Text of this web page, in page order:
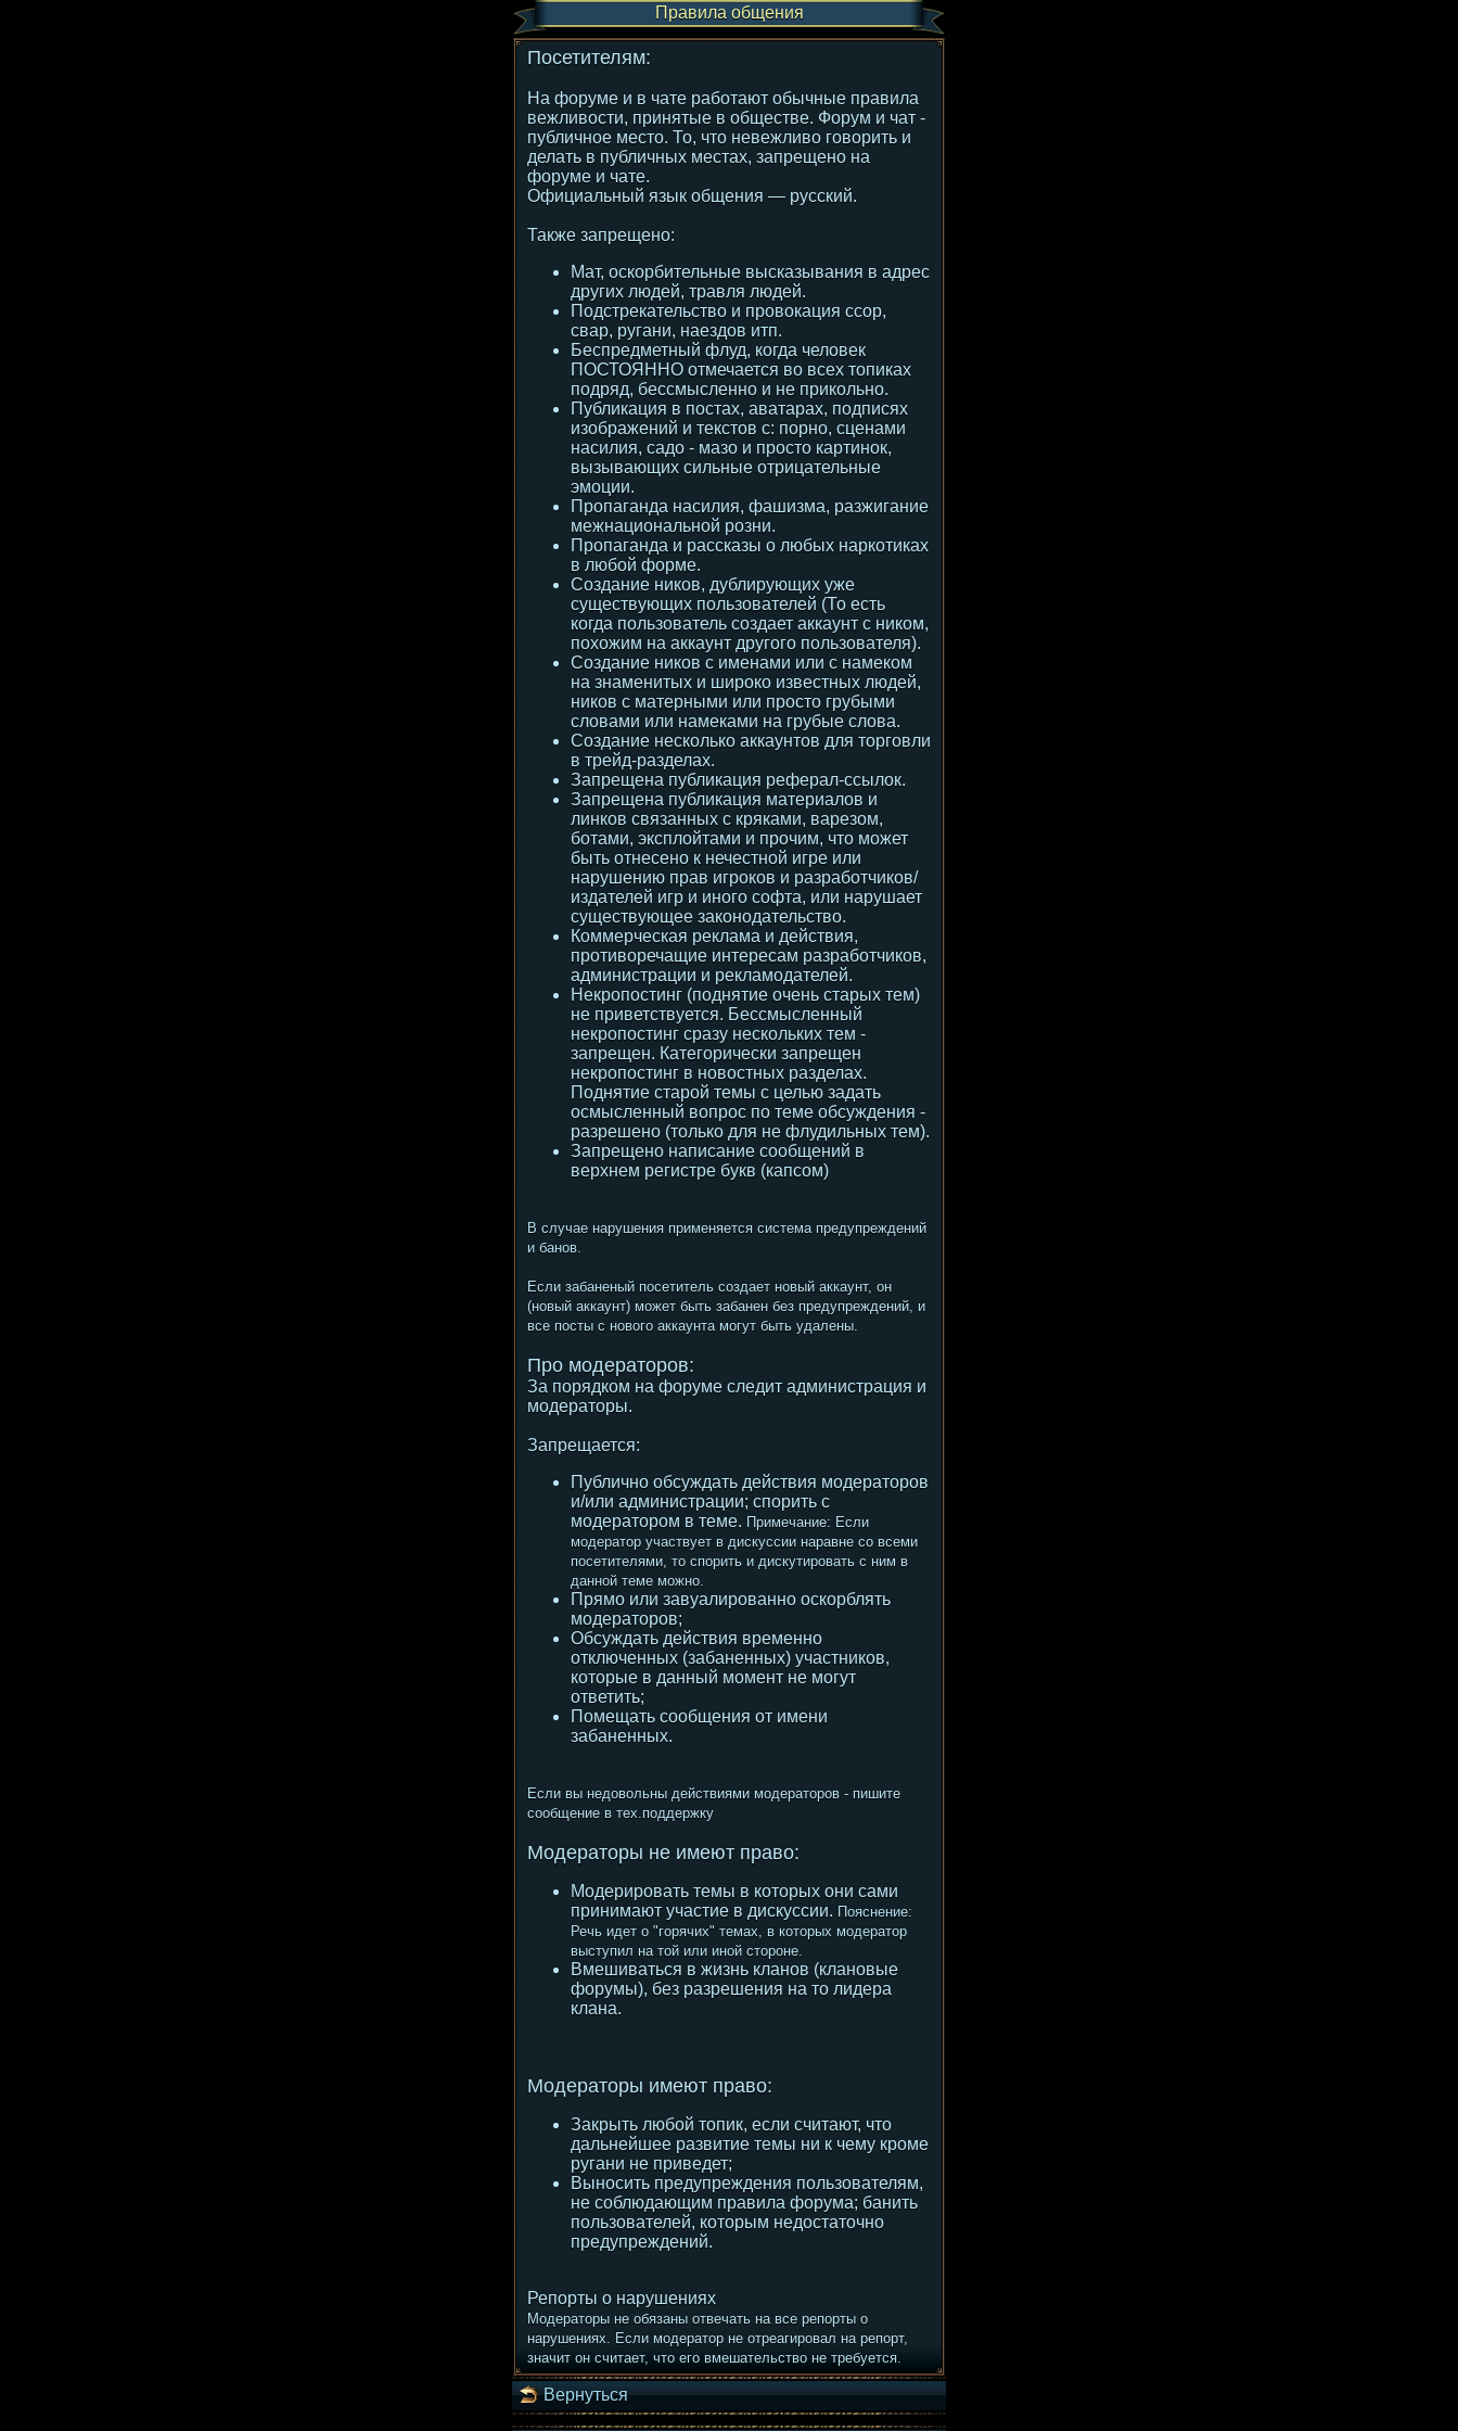
Правила общения
Посетителям:
На форуме и в чате работают обычные правила
вежливости, принятые в обществе. Форум и чат -
публичное место. То, что невежливо говорить и
делать в публичных местах, запрещено на
форуме и чате.
Официальный язык общения — русский.
Также запрещено:
Мат, оскорбительные высказывания в адрес
других людей, травля людей.
Подстрекательство и провокация ссор,
свар, ругани, наездов итп.
Беспредметный флуд, когда человек
ПОСТОЯННО отмечается во всех топиках
подряд, бессмысленно и не прикольно.
Публикация в постах, аватарах, подписях
изображений и текстов с: порно, сценами
насилия, садо - мазо и просто картинок,
вызывающих сильные отрицательные
эмоции.
Пропаганда насилия, фашизма, разжигание
межнациональной розни.
Пропаганда и рассказы о любых наркотиках
в любой форме.
Создание ников, дублирующих уже
существующих пользователей (То есть
когда пользователь создает аккаунт с ником,
похожим на аккаунт другого пользователя).
Создание ников с именами или с намеком
на знаменитых и широко известных людей,
ников с матерными или просто грубыми
словами или намеками на грубые слова.
Создание несколько аккаунтов для торговли
в трейд-разделах.
Запрещена публикация реферал-ссылок.
Запрещена публикация материалов и
линков связанных с кряками, варезом,
ботами, эксплойтами и прочим, что может
быть отнесено к нечестной игре или
нарушению прав игроков и разработчиков/
издателей игр и иного софта, или нарушает
существующее законодательство.
Коммерческая реклама и действия,
противоречащие интересам разработчиков,
администрации и рекламодателей.
Некропостинг (поднятие очень старых тем)
не приветствуется. Бессмысленный
некропостинг сразу нескольких тем -
запрещен. Категорически запрещен
некропостинг в новостных разделах.
Поднятие старой темы с целью задать
осмысленный вопрос по теме обсуждения -
разрешено (только для не флудильных тем).
Запрещено написание сообщений в
верхнем регистре букв (капсом)
В случае нарушения применяется система предупреждений
и банов.
Если забаненый посетитель создает новый аккаунт, он
(новый аккаунт) может быть забанен без предупреждений, и
все посты с нового аккаунта могут быть удалены.
Про модераторов:
За порядком на форуме следит администрация и
модераторы.
Запрещается:
Публично обсуждать действия модераторов
и/или администрации; спорить с
модератором в теме. Примечание: Если
модератор участвует в дискуссии наравне со всеми
посетителями, то спорить и дискутировать с ним в
данной теме можно.
Прямо или завуалированно оскорблять
модераторов;
Обсуждать действия временно
отключенных (забаненных) участников,
которые в данный момент не могут
ответить;
Помещать сообщения от имени
забаненных.
Если вы недовольны действиями модераторов - пишите
сообщение в тех.поддержку
Модераторы не имеют право:
Модерировать темы в которых они сами
принимают участие в дискуссии. Пояснение:
Речь идет о "горячих" темах, в которых модератор
выступил на той или иной стороне.
Вмешиваться в жизнь кланов (клановые
форумы), без разрешения на то лидера
клана.
Модераторы имеют право:
Закрыть любой топик, если считают, что
дальнейшее развитие темы ни к чему кроме
ругани не приведет;
Выносить предупреждения пользователям,
не соблюдающим правила форума; банить
пользователей, которым недостаточно
предупреждений.
Репорты о нарушениях
Модераторы не обязаны отвечать на все репорты о
нарушениях. Если модератор не отреагировал на репорт,
значит он считает, что его вмешательство не требуется.
Вернуться